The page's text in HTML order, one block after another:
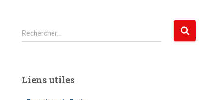
R
e
r
Rechercher…
Liens utiles